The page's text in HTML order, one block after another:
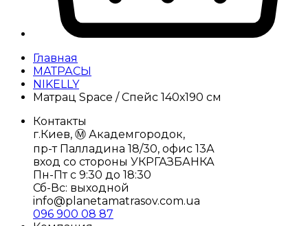
Главная
МАТРАСЫ
NIKELLY
Матрац Space / Спейс 140х190 см
Контакты
г.Киев, Ⓜ️ Академгородок,
пр-т Палладина 18/30, офис 13А
вход со стороны УКРГАЗБАНКА
Пн-Пт с 9:30 до 18:30
Сб-Вс: выходной
info@planetamatrasov.com.ua
096 900 08 87